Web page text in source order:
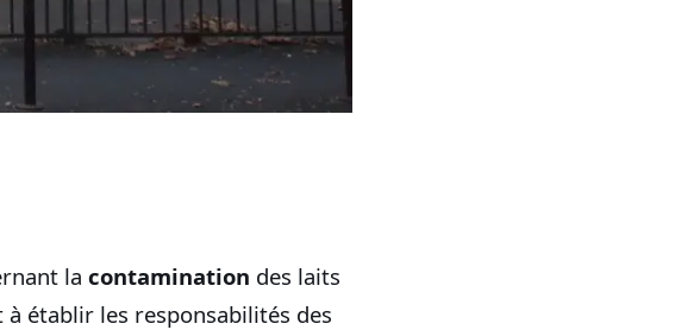
la contamination des laits
établir les responsabilités des